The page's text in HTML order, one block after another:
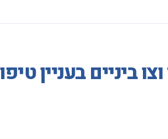
ביניים בעניין